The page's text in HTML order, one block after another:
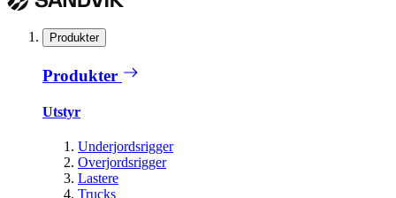
Produkter
Produkter
Utstyr
Underjordsrigger
Overjordsrigger
Lastere
Trucks